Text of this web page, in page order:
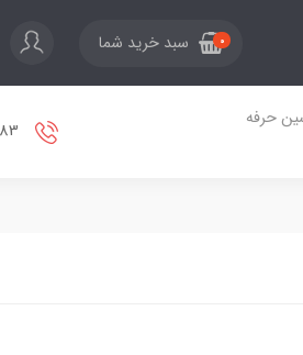
0 سبد خرید شما
حرفه